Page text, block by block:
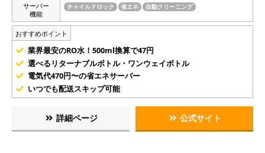
サーバー
機能
チャイルドロック 省エネ 自動クリーニング
おすすめポイント
業界最安のRO水！500ml換算で47円
選べるリターナブルボトル・ワンウェイボトル
電気代470円〜の省エネサーバー
いつでも配送スキップ可能
詳細ページ 公式サイト